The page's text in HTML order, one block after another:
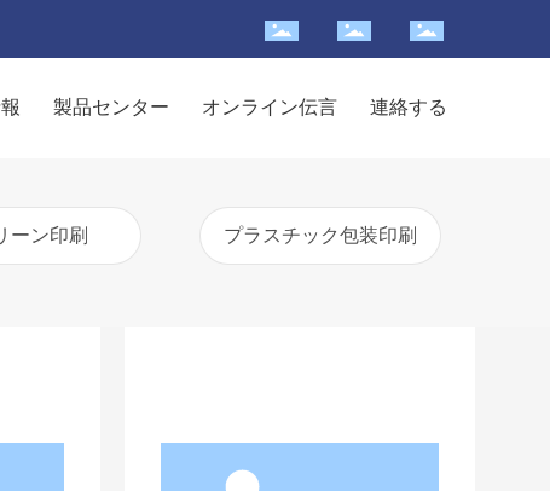
製品センター オンライン伝言 連絡する
ーン印刷 プラスチック包装印刷